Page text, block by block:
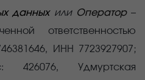
данных или Оператор –
ответственностью
ИНН 7723927907;
426076, Удмуртская